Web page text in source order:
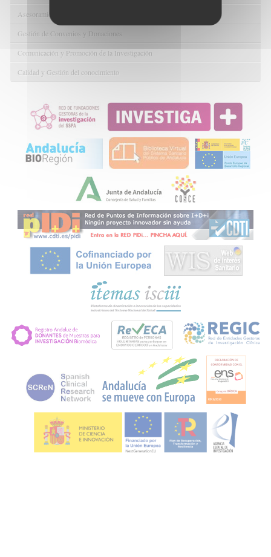
Asesoramiento y Gestión Económica-Administrativa
Gestión de Convenios y Donaciones
Comunicación y Promoción de la Investigación
Calidad y Gestión del conocimiento